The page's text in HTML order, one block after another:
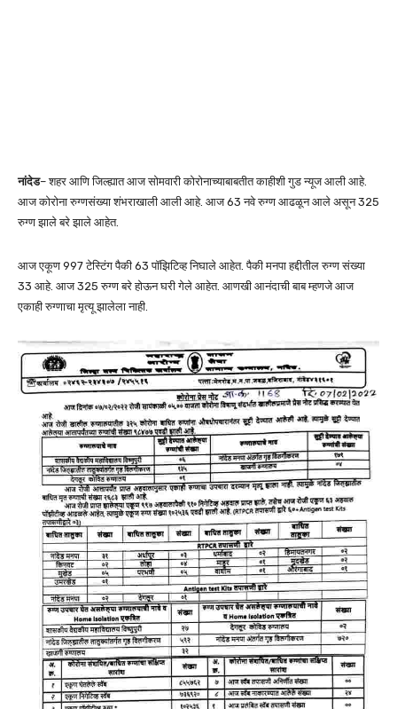
नांदेड– शहर आणि जिल्ह्यात आज सोमवारी कोरोनाच्याबाबतीत काहीशी गुड न्यूज आली आहे.
आज कोरोना रुग्णसंख्या शंभराखाली आली आहे. आज 63 नवे रुग्ण आढळून आले असून 325
रुग्ण झाले बरे झाले आहेत.
आज एकूण 997 टेस्टिंग पैकी 63 पॉझिटिव्ह निघाले आहेत. पैकी मनपा हद्दीतील रुग्ण संख्या
33 आहे. आज 325 रुग्ण बरे होऊन घरी गेले आहेत. आणखी आनंदाची बाब म्हणजे आज
एकाही रुग्णाचा मृत्यू झालेला नाही.